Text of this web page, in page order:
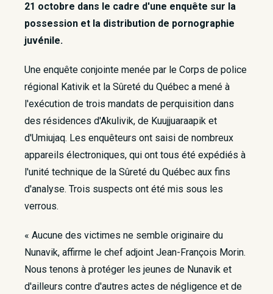
21 octobre dans le cadre d'une enquête sur la
possession et la distribution de pornographie
juvénile.
Une enquête conjointe menée par le Corps de police
régional Kativik et la Sûreté du Québec a mené à
l'exécution de trois mandats de perquisition dans
des résidences d'Akulivik, de Kuujjuaraapik et
d'Umiujaq. Les enquêteurs ont saisi de nombreux
appareils électroniques, qui ont tous été expédiés à
l'unité technique de la Sûreté du Québec aux fins
d'analyse. Trois suspects ont été mis sous les
verrous.
« Aucune des victimes ne semble originaire du
Nunavik, affirme le chef adjoint Jean-François Morin.
Nous tenons à protéger les jeunes de Nunavik et
d'ailleurs contre d'autres actes de négligence et de